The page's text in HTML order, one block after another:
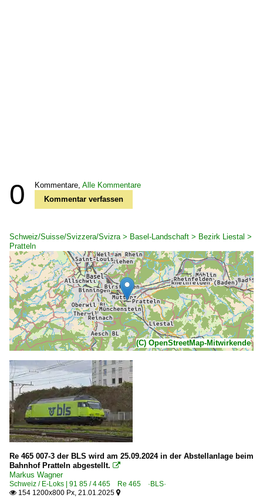
0 Kommentare, Alle Kommentare
Kommentar verfassen
Schweiz/Suisse/Svizzera/Svizra > Basel-Landschaft > Bezirk Liestal >
Pratteln
(C) OpenStreetMap-Mitwirkende
Re 465 007-3 der BLS wird am 25.09.2024 in der Abstellanlage beim
Bahnhof Pratteln abgestellt. 
Markus Wagner
Schweiz / E-Loks | 91 85 / 4 465 Re 465 ·BLS·
 154 1200x800 Px, 21.01.2025 